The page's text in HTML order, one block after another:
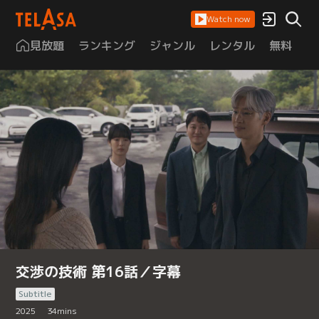
Watch now
見放題 ランキング ジャンル レンタル 無料
交渉の技術 第16話／字幕
Subtitle
2025
34mins